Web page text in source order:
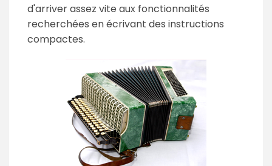
d'arriver assez vite aux fonctionnalités
recherchées en écrivant des instructions
compactes.